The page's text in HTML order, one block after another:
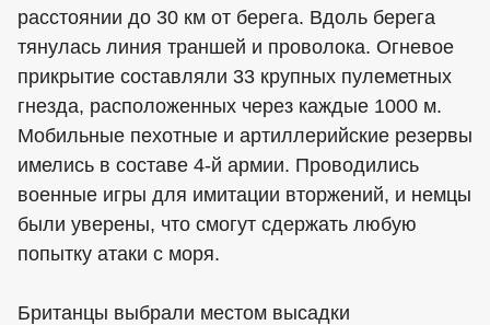
расстоянии до 30 км от берега. Вдоль берега
тянулась линия траншей и проволока. Огневое
прикрытие составляли 33 крупных пулеметных
гнезда, расположенных через каждые 1000 м.
Мобильные пехотные и артиллерийские резервы
имелись в составе 4-й армии. Проводились
военные игры для имитации вторжений, и немцы
были уверены, что смогут сдержать любую
попытку атаки с моря.
Британцы выбрали местом высадки